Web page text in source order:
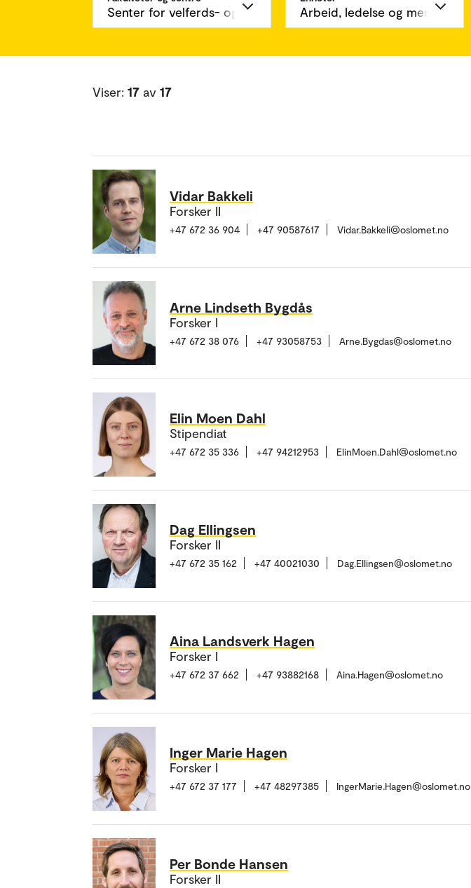
Viser: 17 av 17
Vidar Bakkeli
Forsker II
+47 672 36 904 +47 90587617 Vidar.Bakkeli@oslomet.no
Arne Lindseth Bygdås
Forsker I
+47 672 38 076 +47 93058753 Arne.Bygdas@oslomet.no
Elin Moen Dahl
Stipendiat
+47 672 35 336 +47 94212953 ElinMoen.Dahl@oslomet.no
Dag Ellingsen
Forsker II
+47 672 35 162 +47 40021030 Dag.Ellingsen@oslomet.no
Aina Landsverk Hagen
Forsker I
+47 672 37 662 +47 93882168 Aina.Hagen@oslomet.no
Inger Marie Hagen
Forsker I
+47 672 37 177 +47 48297385 IngerMarie.Hagen@oslomet.no
Per Bonde Hansen
Forsker II